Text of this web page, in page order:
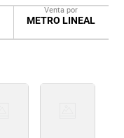
Venta por
METRO LINEAL